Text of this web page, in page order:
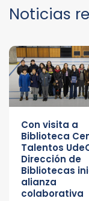
Noticias
Con visita a
Biblioteca
Talentos
Dirección de
Bibliotecas
alianza
colaborativa